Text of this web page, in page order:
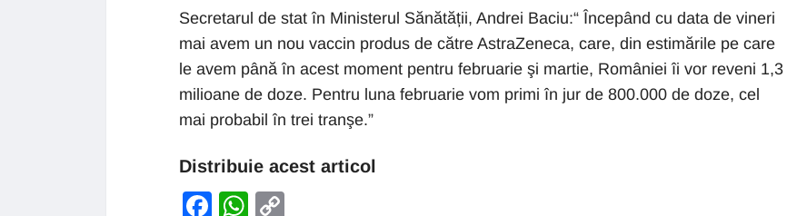
Secretarul de stat în Ministerul Sănătății, Andrei Baciu:“ Începând cu data de vineri
mai avem un nou vaccin produs de către AstraZeneca, care, din estimările pe care
le avem până în acest moment pentru februarie şi martie, României îi vor reveni 1,3
milioane de doze. Pentru luna februarie vom primi în jur de 800.000 de doze, cel
mai probabil în trei tranşe.”
Distribuie acest articol
Facebook
WhatsApp